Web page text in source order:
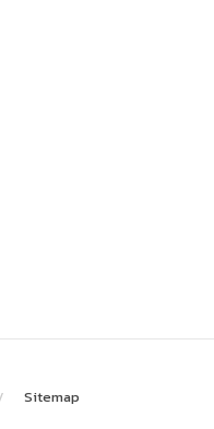
Sitemap